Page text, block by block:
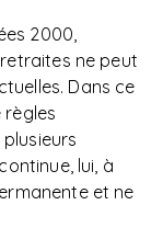
2000,
retraites ne peut
Dans ce
lui, à
et ne